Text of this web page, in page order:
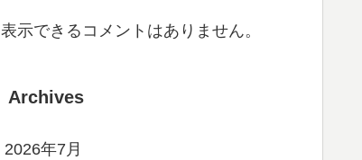
表示できるコメントはありません。
Archives
2026年7月